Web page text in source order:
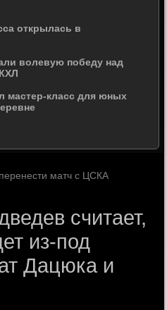
открылась в
волевую победу над
мастер-класс для юных
матч с ЦСКА
считает,
из-под
Дацюка и